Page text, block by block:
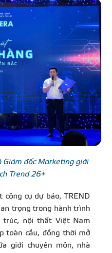
Giám đốc Marketing giới
Trend 26+
cụ dự báo, TREND
trọng trong hành trình
trúc, nội thất Việt Nam
toàn cầu, đồng thời mở
giới chuyên môn, nhà